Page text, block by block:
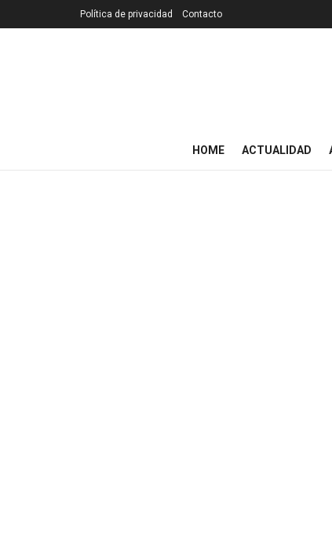
Política de privacidad Contacto
HOME ACTUALIDAD